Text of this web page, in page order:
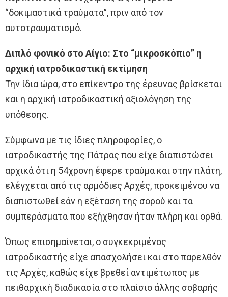
“δοκιμαστικά τραύματα”, πριν από τον
αυτοτραυματισμό.
Διπλό φονικό στο Αίγιο: Στο “μικροσκόπιο” η
αρχική ιατροδικαστική εκτίμηση
Την ίδια ώρα, στο επίκεντρο της έρευνας βρίσκεται
και η αρχική ιατροδικαστική αξιολόγηση της
υπόθεσης.
Σύμφωνα με τις ίδιες πληροφορίες, ο
ιατροδικαστής της Πάτρας που είχε διαπιστώσει
αρχικά ότι η 54χρονη έφερε τραύμα και στην πλάτη,
ελέγχεται από τις αρμόδιες Αρχές, προκειμένου να
διαπιστωθεί εάν η εξέταση της σορού και τα
συμπεράσματα που εξήχθησαν ήταν πλήρη και ορθά.
Όπως επισημαίνεται, ο συγκεκριμένος
ιατροδικαστής είχε απασχολήσει και στο παρελθόν
τις Αρχές, καθώς είχε βρεθεί αντιμέτωπος με
πειθαρχική διαδικασία στο πλαίσιο άλλης σοβαρής